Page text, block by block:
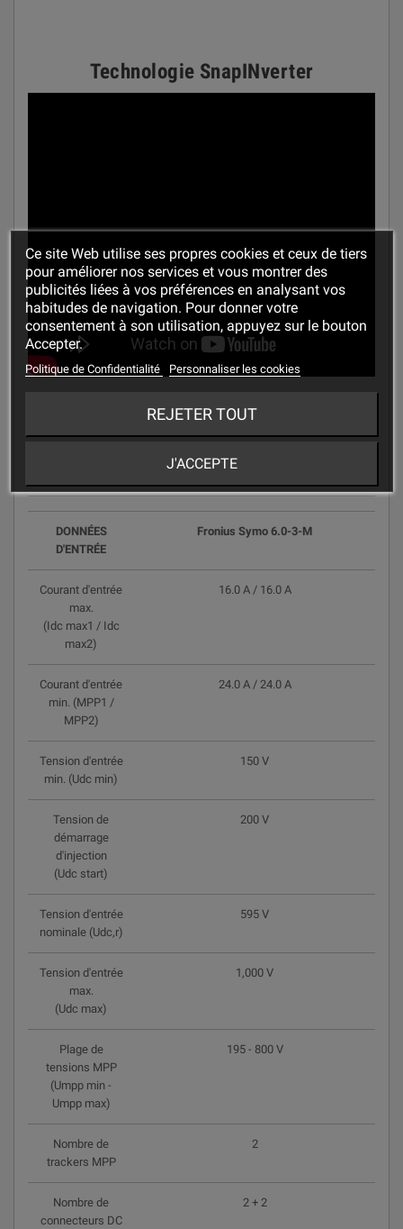
Technologie SnapINverter
Caractéristiques techniques
DONNÉES
D'ENTRÉE
Fronius Symo 6.0-3-M
Courant d'entrée
max.
(Idc max1 / Idc
max2)
16.0 A / 16.0 A
Courant d'entrée
min. (MPP1 /
MPP2)
24.0 A / 24.0 A
Tension d'entrée
min. (Udc min)
150 V
Tension de
démarrage
d'injection
(Udc start)
200 V
Tension d'entrée
nominale (Udc,r)
595 V
Tension d'entrée
max.
(Udc max)
1,000 V
Plage de
tensions MPP
(Umpp min -
Umpp max)
195 - 800 V
Nombre de
trackers MPP
2
Nombre de
connecteurs DC
2 + 2
Ce site Web utilise ses propres cookies et ceux de tiers
pour améliorer nos services et vous montrer des
publicités liées à vos préférences en analysant vos
habitudes de navigation. Pour donner votre
consentement à son utilisation, appuyez sur le bouton
Accepter.
Politique de Confidentialité Personnaliser les cookies
REJETER TOUT
J'ACCEPTE